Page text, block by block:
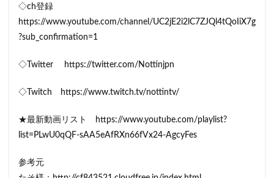
◇ch登録
https://www.youtube.com/channel/UC2jE2i2lC7ZJQl4tQoIiX7g
?sub_confirmation=1
◇Twitter https://twitter.com/Nottinjpn
◇Twitch https://www.twitch.tv/nottintv/
★最新動画リスト https://www.youtube.com/playlist?
list=PLwU0qQF-sAA5eAfRXn66fVx24-AgcyFes
参考元